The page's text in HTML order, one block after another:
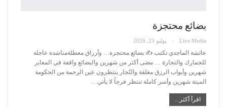
بضائع محتجزة
Live Media يوليو 23, 2026
عائشة الماجدي تكتب ✍️ بضائع محتجزة… وأرزاق معطلةمناشدة عاجلة
للجمارك والتجارة … مضى أكثر من شهرين والبضائع واقفة في المعابر
شهرين وأبواب الرزق مغلقة والتٌجار ينتظرون عين الرحمة من الحكومة
الميتة شهرين وأسر كاملة تنتظر فرجاً لا يأتي…
اقرأ أكثر...